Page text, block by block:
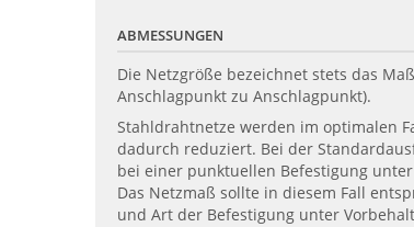
ABMESSUNGEN
Die Netzgröße bezeichnet stets das
Anschlagpunkt zu Anschlagpunkt).
Stahldrahtnetze werden im optimalen
dadurch reduziert. Bei der
bei einer punktuellen Befestigung
Das Netzmaß sollte in diesem Fall
und Art der Befestigung unter